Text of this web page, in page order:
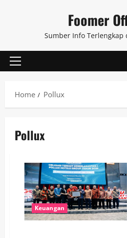
Foomer
Sumber Info Terlengkap
Primary
Home
Pollux
Pollux
Keuangan